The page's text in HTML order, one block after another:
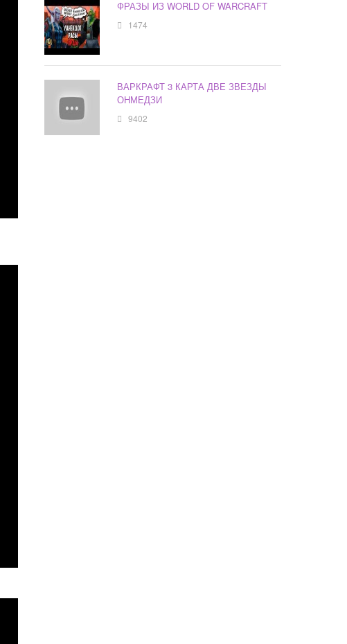
ФРАЗЫ ИЗ WORLD OF WARCRAFT
1474
ВАРКРАФТ 3 КАРТА ДВЕ ЗВЕЗДЫ
ОНМЕДЗИ
9402